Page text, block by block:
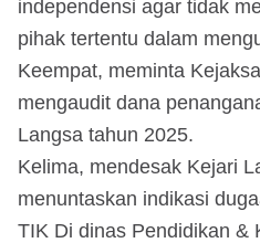
independensi agar tidak
pihak tertentu dalam
Keempat, meminta
mengaudit dana
Langsa tahun 2025.
Kelima, mendesak Kejari
menuntaskan indikasi
TIK Di dinas Pendidikan &